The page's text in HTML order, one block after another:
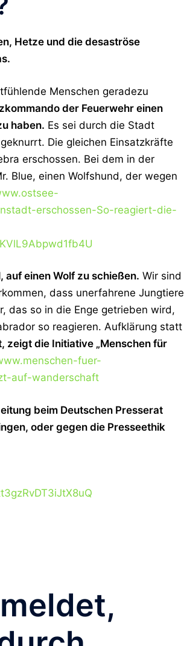
Hetze und die desaströse
Menschen geradezu
der Feuerwehr einen
haben. Es sei durch die Stadt
Die gleichen Einsatzkräfte
erschossen. Bei dem in der
Blue, einen Wolfshund, der wegen
erschossen-So-reagiert-die-
einen Wolf zu schießen. Wir sind
dass unerfahrene Jungtiere
das so in die Enge getrieben wird,
so reagieren. Aufklärung statt
zeigt die Initiative „Menschen für
fuer-
auf-wanderschaft
beim Deutschen Presserat
oder gegen die Presseethik